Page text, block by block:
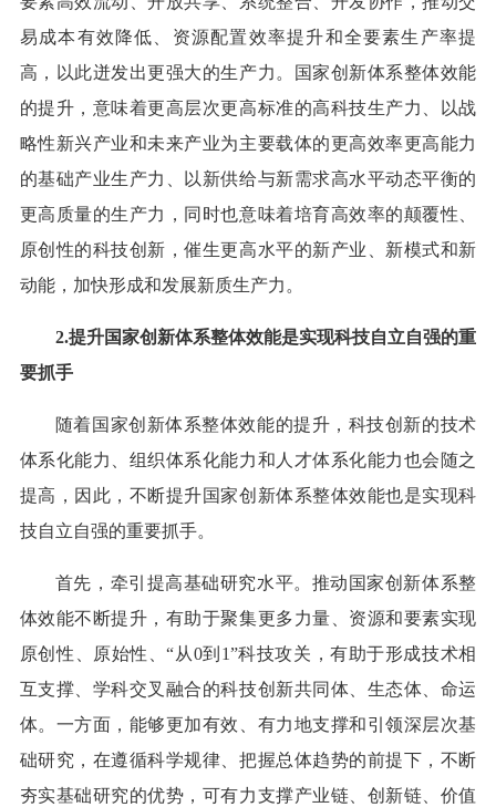
易成本有效降低、资源配置效率提升和全要素生产率提
高，以此迸发出更强大的生产力。国家创新体系整体效能
的提升，意味着更高层次更高标准的高科技生产力、以战
略性新兴产业和未来产业为主要载体的更高效率更高能力
的基础产业生产力、以新供给与新需求高水平动态平衡的
更高质量的生产力，同时也意味着培育高效率的颠覆性、
原创性的科技创新，催生更高水平的新产业、新模式和新
动能，加快形成和发展新质生产力。
2.提升国家创新体系整体效能是实现科技自立自强的重
要抓手
随着国家创新体系整体效能的提升，科技创新的技术
体系化能力、组织体系化能力和人才体系化能力也会随之
提高，因此，不断提升国家创新体系整体效能也是实现科
技自立自强的重要抓手。
首先，牵引提高基础研究水平。推动国家创新体系整
体效能不断提升，有助于聚集更多力量、资源和要素实现
原创性、原始性、“从0到1”科技攻关，有助于形成技术相
互支撑、学科交叉融合的科技创新共同体、生态体、命运
体。一方面，能够更加有效、有力地支撑和引领深层次基
础研究，在遵循科学规律、把握总体趋势的前提下，不断
夯实基础研究的优势，可有力支撑产业链、创新链、价值